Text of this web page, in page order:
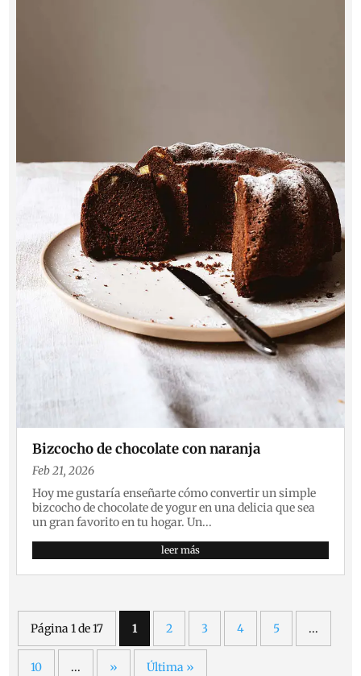
Bizcocho de chocolate con naranja
Feb 21, 2026
Hoy me gustaría enseñarte cómo convertir un simple
bizcocho de chocolate de yogur en una delicia que sea
un gran favorito en tu hogar. Un...
leer más
Página 1 de 17 1 2 3 4 5 ...
10 ... » Última »